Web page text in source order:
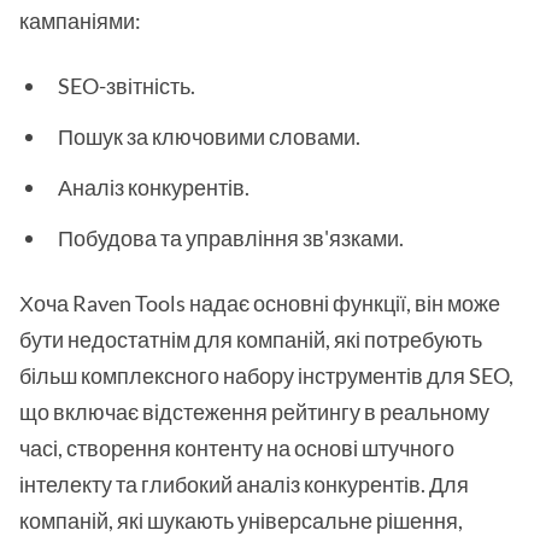
кампаніями:
SEO-звітність.
Пошук за ключовими словами.
Аналіз конкурентів.
Побудова та управління зв'язками.
Хоча Raven Tools надає основні функції, він може
бути недостатнім для компаній, які потребують
більш комплексного набору інструментів для SEO,
що включає відстеження рейтингу в реальному
часі, створення контенту на основі штучного
інтелекту та глибокий аналіз конкурентів. Для
компаній, які шукають універсальне рішення,